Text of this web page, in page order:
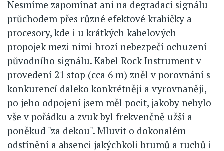
Nesmíme zapomínat ani na degradaci signálu
průchodem přes různé efektové krabičky a
procesory, kde i u krátkých kabelových
propojek mezi nimi hrozí nebezpečí ochuzení
původního signálu. Kabel Rock Instrument v
provedení 21 stop (cca 6 m) zněl v porovnání s
konkurencí daleko konkrétněji a vyrovnaněji,
po jeho odpojení jsem měl pocit, jakoby nebylo
vše v pořádku a zvuk byl frekvenčně užší a
poněkud "za dekou". Mluvit o dokonalém
odstínění a absenci jakýchkoli brumů a ruchů i